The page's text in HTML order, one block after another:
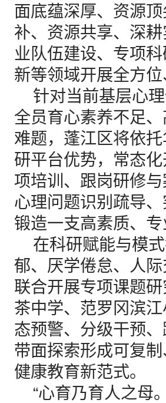
面底蕴深厚、资源
补、资源共享、深
业队伍建设、专项
新等领域开展全方
针对当前基层心理
全员育心素养不足
难题，蓬江区将依
研平台优势，常态
项培训、跟岗研修
心理问题识别疏导
锻造一支高素质、
在科研赋能与模式
郁、厌学倦怠、人
联合开展专项课题
茶中学、范罗冈滨
态预警、分级干预
带面探索形成可复
健康教育新范式。
“心育乃育人之母